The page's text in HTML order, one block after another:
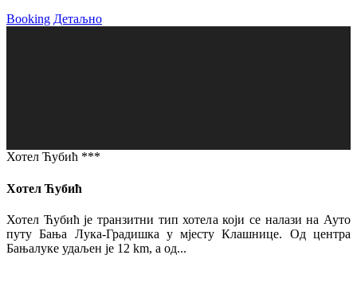
Booking Детаљно
Хотел Ћубић ***
Хотел Ћубић
Хотел Ћубић је транзитни тип хотела који се налази на Ауто
путу Бања Лука-Градишка у мјесту Клашнице. Од центра
Бањалуке удаљен је 12 km, а од...